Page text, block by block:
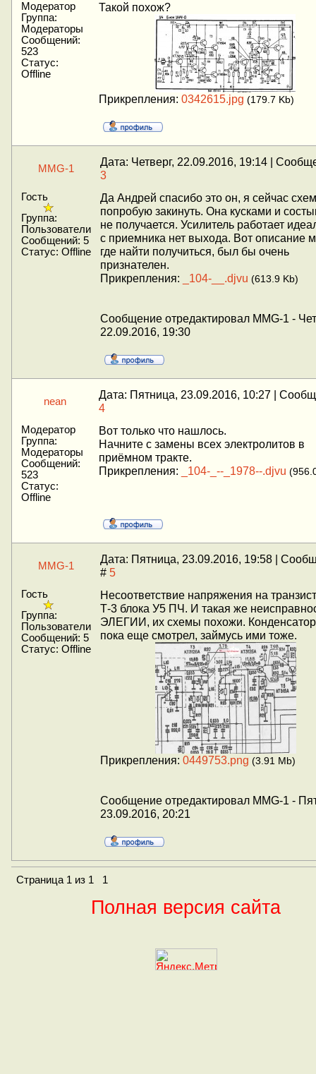
Модератор
Группа:
Модераторы
Сообщений:
523
Статус:
Offline
Такой похож?
Прикрепления: 0342615.jpg (179.7 Kb)
MMG-1
Дата: Четверг, 22.09.2016, 19:14 |
3
Гость
Группа:
Пользователи
Сообщений: 5
Статус: Offline
Да Андрей спасибо это он, я сейчас
попробую закинуть. Она кусками и
не получается. Усилитель работает
с приемника нет выхода. Вот описание
где найти получиться, был бы очень
признателен.
Прикрепления:
_104-__.djvu (613.9 Kb)
Сообщение отредактировал MMG-1 -
22.09.2016, 19:30
nean
Дата: Пятница, 23.09.2016, 10:27 |
4
Модератор
Группа:
Модераторы
Сообщений:
523
Статус:
Offline
Вот только что нашлось.
Начните с замены всех электролитов в
приёмном тракте.
Прикрепления:
_104-_--_1978--.djvu
MMG-1
Дата: Пятница, 23.09.2016, 19:58 |
# 5
Гость
Группа:
Пользователи
Сообщений: 5
Статус: Offline
Несоответствие напряжения на
Т-3 блока У5 ПЧ. И такая же
ЭЛЕГИИ, их схемы похожи.
пока еще смотрел, займусь ими тоже.
Прикрепления: 0449753.png (3.91 Mb)
Сообщение отредактировал MMG-1 -
23.09.2016, 20:21
Страница 1 из 1 1
Полная версия сайта